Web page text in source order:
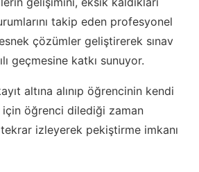
takip eden profesyonel
çözümler geliştirerek sınav
geçmesine katkı sunuyor.
altına alınıp öğrencinin kendi
öğrenci dilediği zaman
tekrar izleyerek pekiştirme imkanı